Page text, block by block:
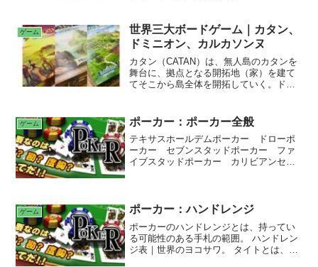
手、味方関係なく線に沿っていれば、子
駒1つ分だけ跳び越えられる。また、跳び
越えた後に子駒が1つ分空いていれば、連
続して跳び越えられる。この連続して跳
び越える操作がこのゲームの醍醐味であ
る。子駒は王駒を跳び越えられない。
ゲーム
世界三大ボードゲーム｜カタン、
ドミニオン、カルカソンヌ
カタン（CATAN）は、無人島のカタンを
舞台に、拠点となる開拓地（家）を建て
てそこから島全体を開拓していく。ドミ
イヤーは小国の領主として自分の領土を
拡張していき、最終的に最も多くの領地
を手にしたプレイヤーの勝利となる。カ
ルカソンヌ（Carcassonne）は、古代ロ
ーマ時代、フランスの要塞都市カルカソ
を7つ持つ。
ゲーム ポーカー：ポーカー全般
テキサスホールデムポーカー ドローポ
ーカー セブンスタッドポーカー ファ
イブスタッドポーカー カリビアンセブ
ゲーム ポーカー：ハンドレンジ
ポーカーのハンドレンジとは、持ってい
る可能性のある手札の範囲。 ハンドレン
ジ表｜世界のヨコサワ。 タイトとは、勝